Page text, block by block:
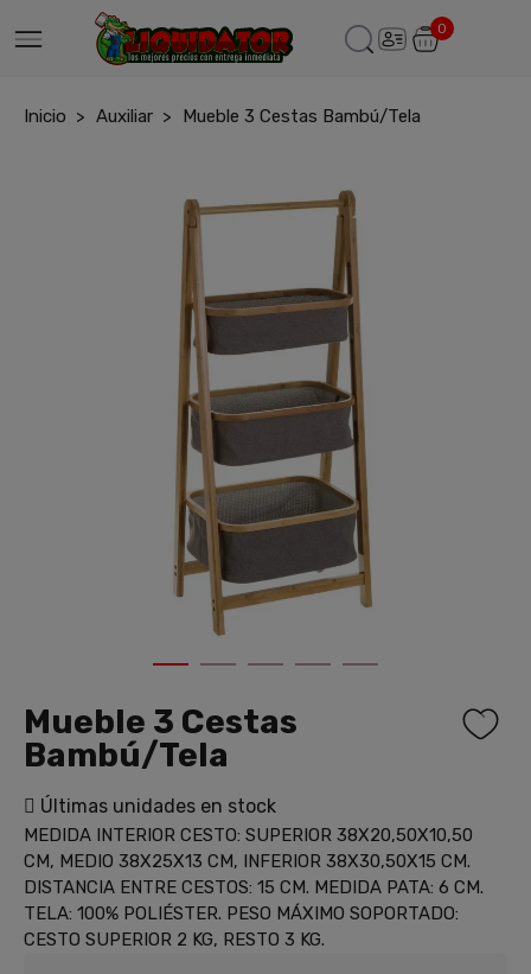
0
Inicio Auxiliar Mueble 3 Cestas Bambú/Tela
Mueble 3 Cestas
Bambú/Tela
Últimas unidades en stock
MEDIDA INTERIOR CESTO: SUPERIOR 38X20,50X10,50
CM, MEDIO 38X25X13 CM, INFERIOR 38X30,50X15 CM.
DISTANCIA ENTRE CESTOS: 15 CM. MEDIDA PATA: 6 CM.
TELA: 100% POLIÉSTER. PESO MÁXIMO SOPORTADO:
CESTO SUPERIOR 2 KG, RESTO 3 KG.